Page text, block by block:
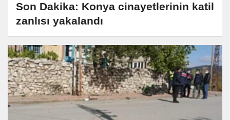
Son Dakika: Konya cinayetlerinin katil
zanlısı yakalandı